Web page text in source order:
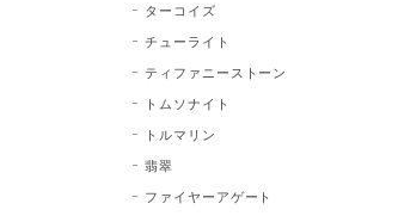
ターコイズ
チューライト
ティファニーストーン
トムソナイト
トルマリン
翡翠
ファイヤーアゲート